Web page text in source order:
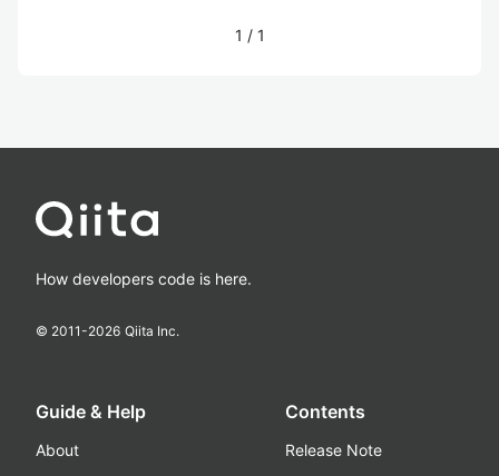
1 / 1
How developers code is here.
© 2011-2026 Qiita Inc.
Guide & Help
About
Contents
Release Note